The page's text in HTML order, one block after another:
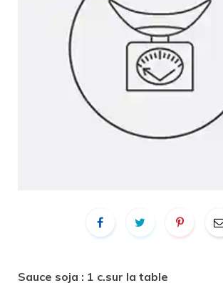
Sauce soja : 1 c.sur la table